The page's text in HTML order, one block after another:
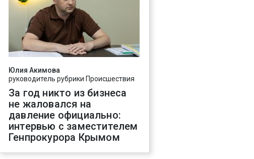
Юлия Акимова
руководитель рубрики Происшествия
За год никто из бизнеса
не жаловался на
давление официально:
интервью с заместителем
Генпрокурора Крымом